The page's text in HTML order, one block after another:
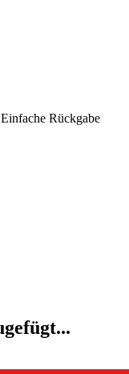
Einfache Rückgabe